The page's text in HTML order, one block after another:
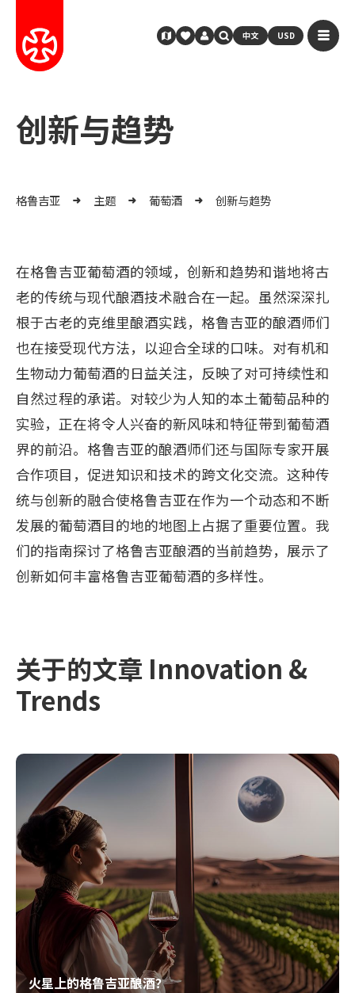
中文 USD
创新与趋势
格鲁吉亚 主题 葡萄酒 创新与趋势
在格鲁吉亚葡萄酒的领域，创新和趋势和谐地将古
老的传统与现代酿酒技术融合在一起。虽然深深扎
根于古老的克维里酿酒实践，格鲁吉亚的酿酒师们
也在接受现代方法，以迎合全球的口味。对有机和
生物动力葡萄酒的日益关注，反映了对可持续性和
自然过程的承诺。对较少为人知的本土葡萄品种的
实验，正在将令人兴奋的新风味和特征带到葡萄酒
界的前沿。格鲁吉亚的酿酒师们还与国际专家开展
合作项目，促进知识和技术的跨文化交流。这种传
统与创新的融合使格鲁吉亚在作为一个动态和不断
发展的葡萄酒目的地的地图上占据了重要位置。我
们的指南探讨了格鲁吉亚酿酒的当前趋势，展示了
创新如何丰富格鲁吉亚葡萄酒的多样性。
关于的文章 Innovation &
Trends
火星上的格鲁吉亚酿酒？